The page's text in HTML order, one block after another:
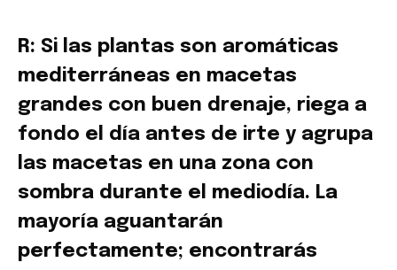
R: Si las plantas son aromáticas
mediterráneas en macetas
grandes con buen drenaje, riega a
fondo el día antes de irte y agrupa
las macetas en una zona con
sombra durante el mediodía. La
mayoría aguantarán
perfectamente; encontrarás